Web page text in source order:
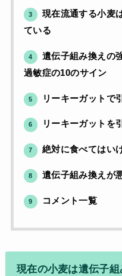
3
現在流通する小麦
ている
4
遺伝子組み換えの
過敏症の10のサイン
5 リーキーガットで
6 リーキーガットを
7 絶対に食べてはい
8 遺伝子組み換えが
9 コメント一覧
現在の小麦は遺伝子組